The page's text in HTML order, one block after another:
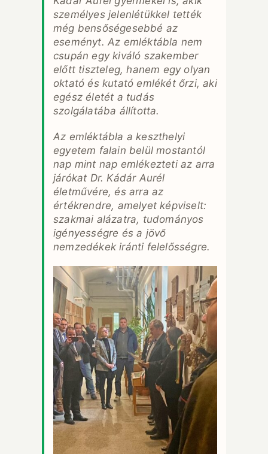
személyes jelenlétükkel tették
még bensőségesebbé az
eseményt. Az emléktábla nem
csupán egy kiváló szakember
előtt tiszteleg, hanem egy olyan
oktató és kutató emlékét őrzi, aki
egész életét a tudás
szolgálatába állította.
Az emléktábla a keszthelyi
egyetem falain belül mostantól
nap mint nap emlékezteti az arra
járókat Dr. Kádár Aurél
életművére, és arra az
értékrendre, amelyet képviselt:
szakmai alázatra, tudományos
igényességre és a jövő
nemzedékek iránti felelősségre.